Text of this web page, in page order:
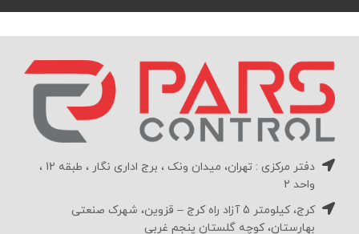
دفتر مرکزی : تهران، میدان ونک ، برج اداری نگار ، طبقه 12 ،
واحد 2
کرج، کیلومتر 5 آزاد راه کرج – قزوین، شهرک صنعتی
بهارستان، کوچه گلستان پنجم غربی